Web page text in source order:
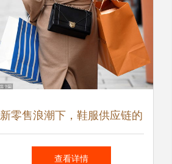
新零售浪潮下，鞋服供应链的
挑战与变革 从张勇的战略视
查看详情